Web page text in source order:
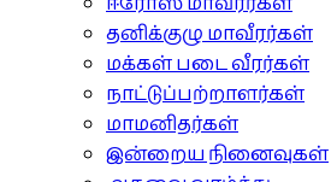
தனிக்குழு மாவீரர்கள்
மக்கள் படை வீரர்கள்
நாட்டுப்பற்றாளர்கள்
மாமனிதர்கள்
இன்றைய நினைவுகள்